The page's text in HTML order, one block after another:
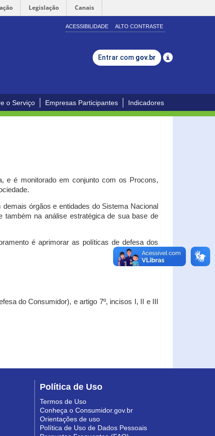
Legislação Canais
ACESSIBILIDADE ALTO CONTRASTE
Entrar com gov.br
o Serviço Empresas Participantes Indicadores
e é monitorado em conjunto com os Procons,
órgãos e entidades do Sistema Nacional
também na análise estratégica de sua base de
é aprimorar as políticas de defesa dos
do Consumidor), e artigo 7º, incisos I, II e III
Política de Uso
Termos de Uso
Conheça o Consumidor.gov.br
Orientações de uso
Política de Uso de Dados Pessoais